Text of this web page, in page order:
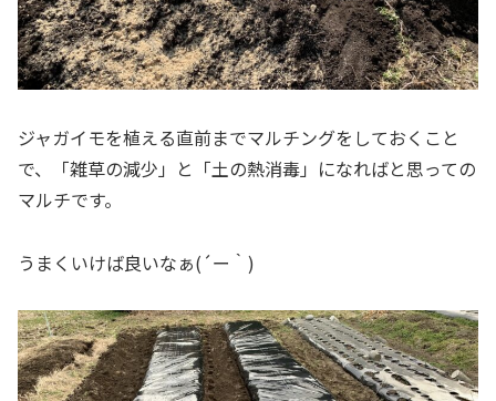
ジャガイモを植える直前までマルチングをしておくこと
で、「雑草の減少」と「土の熱消毒」になればと思っての
マルチです。
うまくいけば良いなぁ(´ー｀)